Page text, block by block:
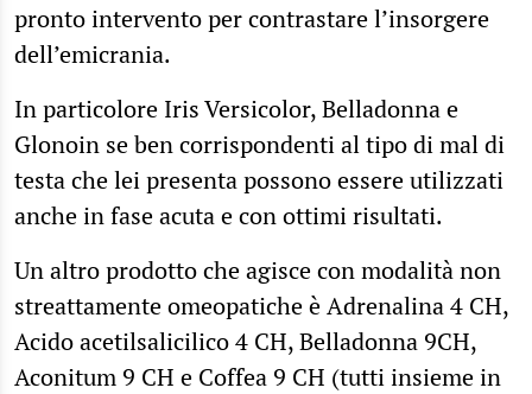
pronto intervento per contrastare l’insorgere
dell’emicrania.
In particolore Iris Versicolor, Belladonna e
Glonoin se ben corrispondenti al tipo di mal di
testa che lei presenta possono essere utilizzati
anche in fase acuta e con ottimi risultati.
Un altro prodotto che agisce con modalità non
streattamente omeopatiche è Adrenalina 4 CH,
Acido acetilsalicilico 4 CH, Belladonna 9CH,
Aconitum 9 CH e Coffea 9 CH (tutti insieme in